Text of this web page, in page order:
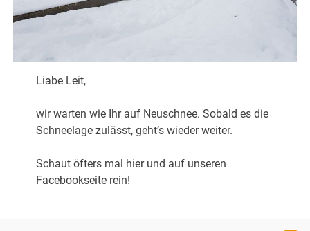
Liabe Leit,
wir warten wie Ihr auf Neuschnee. Sobald es die
Schneelage zulässt, geht’s wieder weiter.
Schaut öfters mal hier und auf unseren
Facebookseite rein!